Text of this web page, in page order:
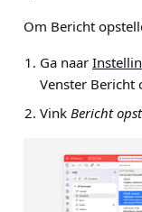
Om Bericht
Ga naar
Venster Bericht
Vink Bericht